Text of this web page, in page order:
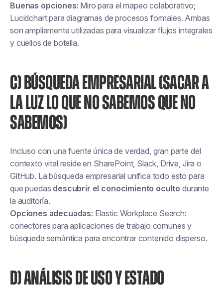
Buenas opciones: Miro para el mapeo colaborativo;
Lucidchart para diagramas de procesos formales. Ambas
son ampliamente utilizadas para visualizar flujos integrales
y cuellos de botella.
C) BÚSQUEDA EMPRESARIAL (SACAR A
LA LUZ LO QUE NO SABEMOS QUE NO
SABEMOS)
Incluso con una fuente única de verdad, gran parte del
contexto vital reside en SharePoint, Slack, Drive, Jira o
GitHub. La búsqueda empresarial unifica todo esto para
que puedas descubrir el conocimiento oculto durante
la auditoría.
Opciones adecuadas: Elastic Workplace Search:
conectores para aplicaciones de trabajo comunes y
búsqueda semántica para encontrar contenido disperso.
D) ANÁLISIS DE USO Y ESTADO